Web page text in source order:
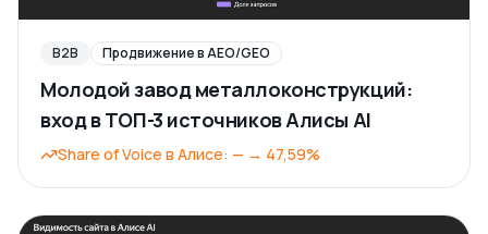
B2B Продвижение в AEO/GEO
Молодой завод металлоконструкций:
вход в ТОП-3 источников Алисы AI
Share of Voice в Алисе: — → 47,59%